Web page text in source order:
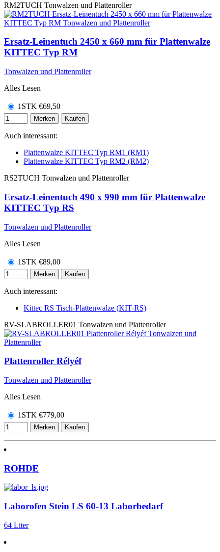
RM2TUCH Tonwalzen und Plattenroller
Ersatz-Leinentuch 2450 x 660 mm für Plattenwalze
KITTEC Typ RM
Tonwalzen und Plattenroller
Alles Lesen
1STK €69,50
Merken Kaufen
Auch interessant:
Plattenwalze KITTEC Typ RM1 (RM1)
Plattenwalze KITTEC Typ RM2 (RM2)
RS2TUCH Tonwalzen und Plattenroller
Ersatz-Leinentuch 490 x 990 mm für Plattenwalze
KITTEC Typ RS
Tonwalzen und Plattenroller
Alles Lesen
1STK €89,00
Merken Kaufen
Auch interessant:
Kittec RS Tisch-Plattenwalze (KIT-RS)
RV-SLABROLLER01 Tonwalzen und Plattenroller
Plattenroller Rélyéf
Tonwalzen und Plattenroller
Alles Lesen
1STK €779,00
Merken Kaufen
ROHDE
Laborofen Stein LS 60-13 Laborbedarf
64 Liter